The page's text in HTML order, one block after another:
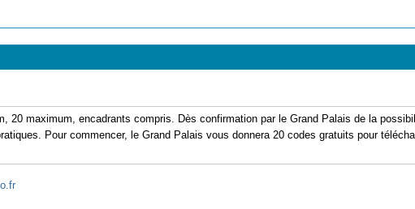
20 maximum, encadrants compris. Dès confirmation par le Grand Palais de la
Pour commencer, le Grand Palais vous donnera 20 codes gratuits pour